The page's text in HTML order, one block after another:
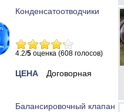
Конденсатоотводчики
4.2/5 оценка (608 голосов)
ЦЕНА Договорная
Балансировочный клапан